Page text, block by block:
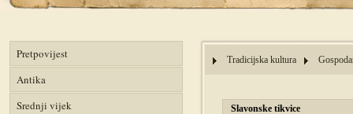
Pretpovijest
Antika
Srednji vijek
Tradicijska kultura
Slavonske tikvice